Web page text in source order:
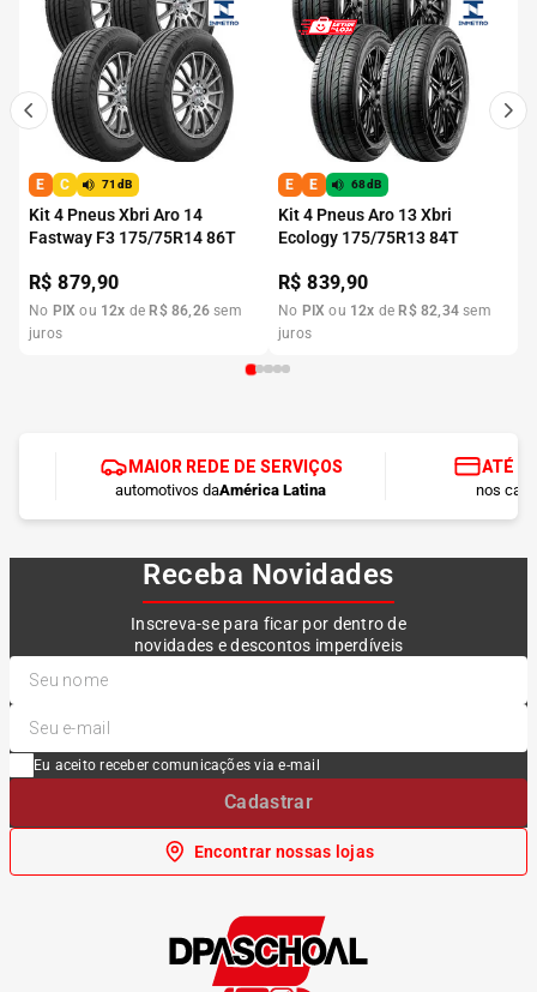
E C 71dB
Kit 4 Pneus Xbri Aro 14
Fastway F3 175/75R14 86T
R$879,90
No PIX ou 12x de R$ 86,26 sem
juros
E E 68dB
Kit 4 Pneus Aro 13 Xbri
Ecology 175/75R13 84T
R$839,90
No PIX ou 12x de R$ 82,34 sem
juros
MAIOR REDE DE SERVIÇOS
automotivos daAmérica Latina
ATÉ
nos
Receba Novidades
Inscreva-se para ficar por dentro de
novidades e descontos imperdíveis
Eu aceito receber comunicações via e-mail
Cadastrar
Encontrar nossas lojas